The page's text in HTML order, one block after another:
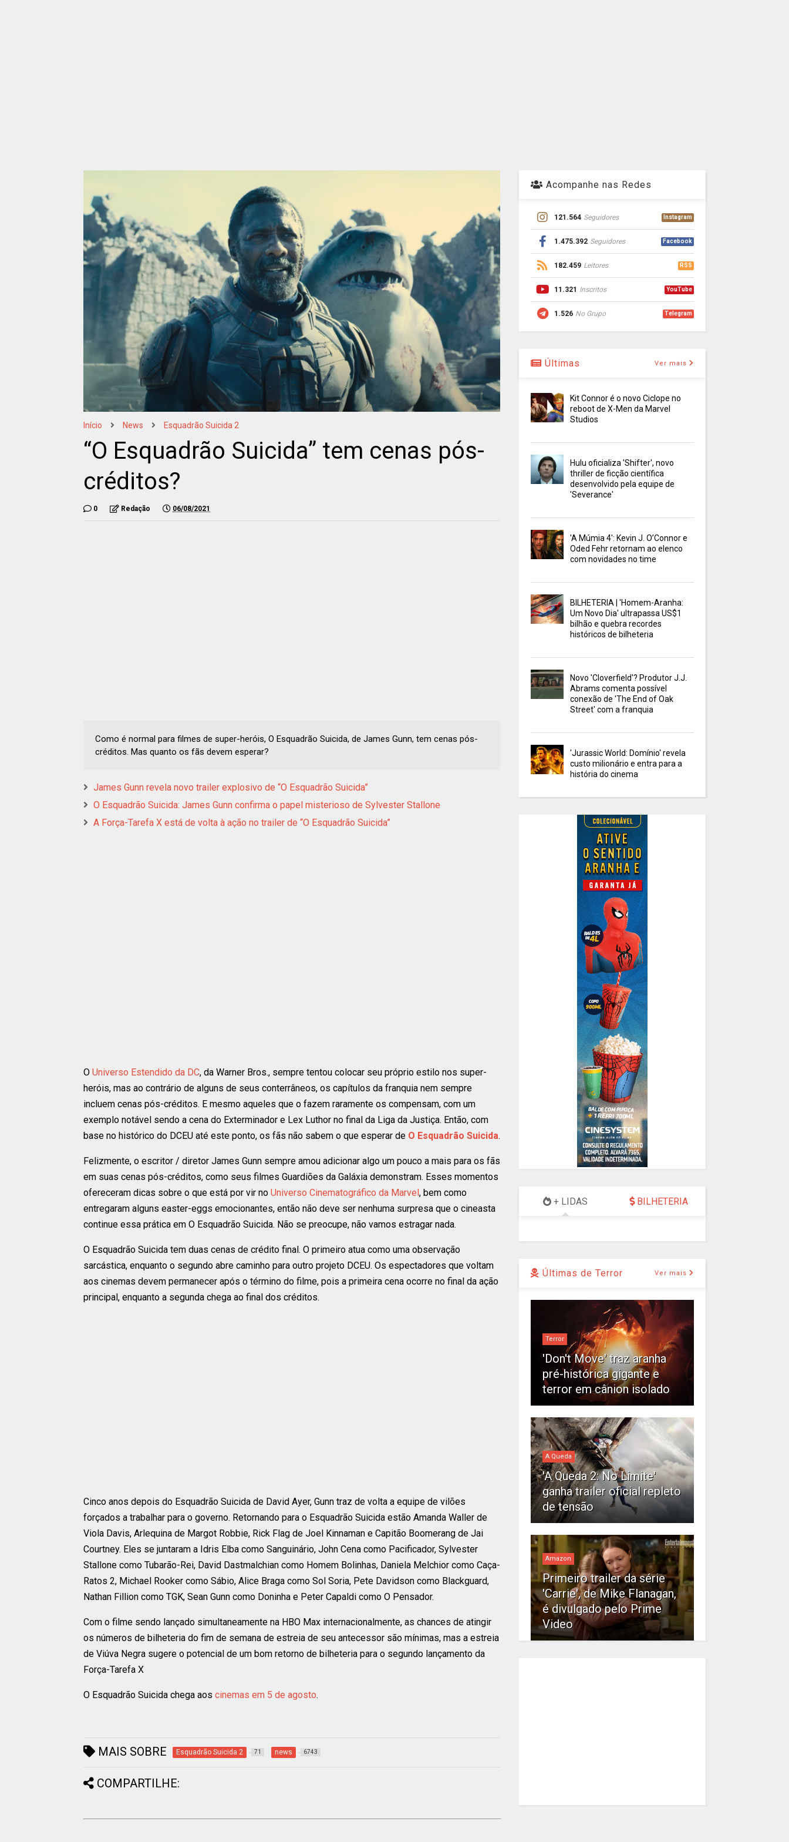
Início News Esquadrão Suicida 2
“O Esquadrão Suicida” tem cenas pós-
créditos?
0 Redação 06/08/2021
Como é normal para filmes de super-heróis, O Esquadrão Suicida, de James Gunn, tem cenas pós-
créditos. Mas quanto os fãs devem esperar?
James Gunn revela novo trailer explosivo de “O Esquadrão Suicida”
O Esquadrão Suicida: James Gunn confirma o papel misterioso de Sylvester Stallone
A Força-Tarefa X está de volta à ação no trailer de “O Esquadrão Suicida”
O Universo Estendido da DC, da Warner Bros., sempre tentou colocar seu próprio estilo nos super-
heróis, mas ao contrário de alguns de seus conterrâneos, os capítulos da franquia nem sempre
incluem cenas pós-créditos. E mesmo aqueles que o fazem raramente os compensam, com um
exemplo notável sendo a cena do Exterminador e Lex Luthor no final da Liga da Justiça. Então, com
base no histórico do DCEU até este ponto, os fãs não sabem o que esperar de O Esquadrão Suicida.
Felizmente, o escritor / diretor James Gunn sempre amou adicionar algo um pouco a mais para os fãs
em suas cenas pós-créditos, como seus filmes Guardiões da Galáxia demonstram. Esses momentos
ofereceram dicas sobre o que está por vir no Universo Cinematográfico da Marvel , bem como
entregaram alguns easter-eggs emocionantes, então não deve ser nenhuma surpresa que o cineasta
continue essa prática em O Esquadrão Suicida. Não se preocupe, não vamos estragar nada.
O Esquadrão Suicida tem duas cenas de crédito final. O primeiro atua como uma observação
sarcástica, enquanto o segundo abre caminho para outro projeto DCEU. Os espectadores que voltam
aos cinemas devem permanecer após o término do filme, pois a primeira cena ocorre no final da ação
principal, enquanto a segunda chega ao final dos créditos.
Cinco anos depois do Esquadrão Suicida de David Ayer, Gunn traz de volta a equipe de vilões
forçados a trabalhar para o governo. Retornando para o Esquadrão Suicida estão Amanda Waller de
Viola Davis, Arlequina de Margot Robbie, Rick Flag de Joel Kinnaman e Capitão Boomerang de Jai
Courtney. Eles se juntaram a Idris Elba como Sanguinário, John Cena como Pacificador, Sylvester
Stallone como Tubarão-Rei, David Dastmalchian como Homem Bolinhas, Daniela Melchior como Caça-
Ratos 2, Michael Rooker como Sábio, Alice Braga como Sol Soria, Pete Davidson como Blackguard,
Nathan Fillion como TGK, Sean Gunn como Doninha e Peter Capaldi como O Pensador.
Com o filme sendo lançado simultaneamente na HBO Max internacionalmente, as chances de atingir
os números de bilheteria do fim de semana de estreia de seu antecessor são mínimas, mas a estreia
de Viúva Negra sugere o potencial de um bom retorno de bilheteria para o segundo lançamento da
Força-Tarefa X
O Esquadrão Suicida chega aos cinemas em 5 de agosto.
MAIS SOBRE Esquadrão Suicida 2 71 news 6743
COMPARTILHE:
Acompanhe nas Redes
121.564 Seguidores Instagram
1.475.392 Seguidores Facebook
182.459 Leitores RSS
11.321 Inscritos YouTube
1.526 No Grupo Telegram
Últimas Ver mais
Kit Connor é o novo Ciclope no
reboot de X-Men da Marvel
Studios
Hulu oficializa 'Shifter', novo
thriller de ficção científica
desenvolvido pela equipe de
'Severance'
'A Múmia 4': Kevin J. O’Connor e
Oded Fehr retornam ao elenco
com novidades no time
BILHETERIA | 'Homem-Aranha:
Um Novo Dia' ultrapassa US$1
bilhão e quebra recordes
históricos de bilheteria
Novo 'Cloverfield'? Produtor J.J.
Abrams comenta possível
conexão de 'The End of Oak
Street' com a franquia
'Jurassic World: Domínio' revela
custo milionário e entra para a
história do cinema
+ LIDAS BILHETERIA
Últimas de Terror Ver mais
Terror
'Don't Move' traz aranha
pré-histórica gigante e
terror em cânion isolado
A Queda
'A Queda 2: No Limite'
ganha trailer oficial repleto
de tensão
Amazon
Primeiro trailer da série
'Carrie', de Mike Flanagan,
é divulgado pelo Prime
Video